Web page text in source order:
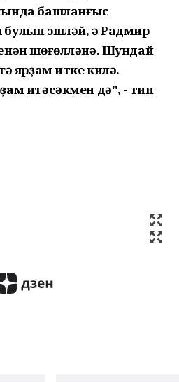
башланғыс
булып эшләй, ә Радмир
шөғөлләнә. Шундай
ярҙам итке килә.
итәсәкмен дә", - тип